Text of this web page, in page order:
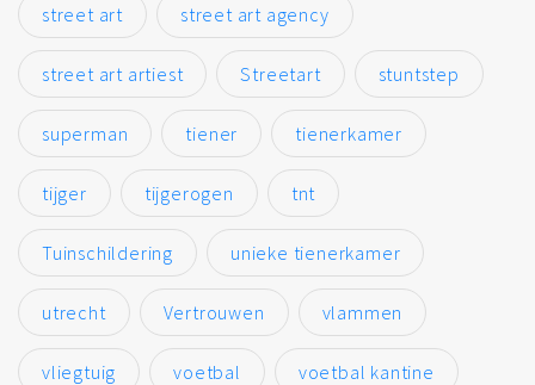
street art street art agency
street art artiest Streetart stuntstep
superman tiener tienerkamer
tijger tijgerogen tnt
Tuinschildering unieke tienerkamer
utrecht Vertrouwen vlammen
vliegtuig voetbal voetbal kantine